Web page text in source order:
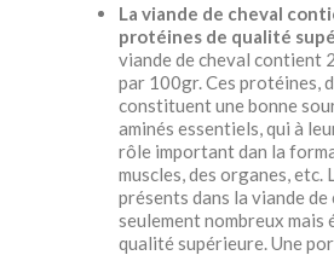
La viande de cheval
protéines de qualité
viande de cheval contient
par 100gr. Ces protéines,
constituent une bonne
aminés essentiels, qui à
rôle important dan la
muscles, des organes, etc.
présents dans la viande
seulement nombreux mais
qualité supérieure. Une